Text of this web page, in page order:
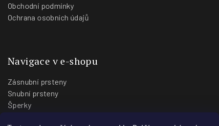
Obchodní podmínky
Ochrana osobních údajů
Navigace v e-shopu
Zásnubní prsteny
Snubní prsteny
Šperky